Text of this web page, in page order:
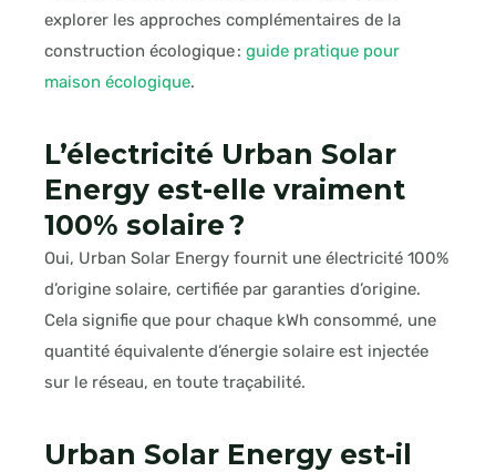
explorer les approches complémentaires de la
construction écologique : guide pratique pour
maison écologique.
L’électricité Urban Solar
Energy est-elle vraiment
100% solaire ?
Oui, Urban Solar Energy fournit une électricité 100%
d’origine solaire, certifiée par garanties d’origine.
Cela signifie que pour chaque kWh consommé, une
quantité équivalente d’énergie solaire est injectée
sur le réseau, en toute traçabilité.
Urban Solar Energy est-il